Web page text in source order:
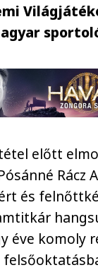
előtt
Rácz
és
éve komoly